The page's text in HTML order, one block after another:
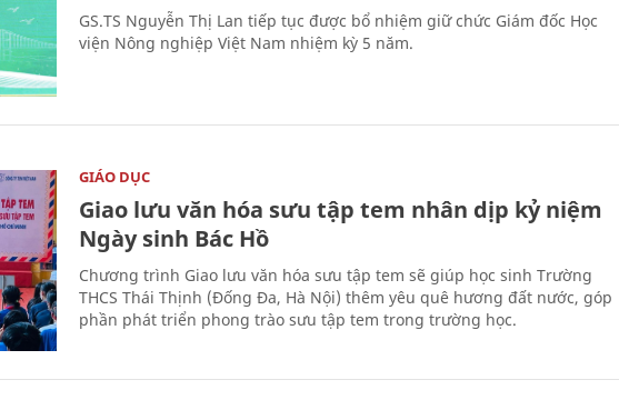
GS.TS Nguyễn Thị Lan tiếp tục được bổ nhiệm giữ chức Giám đốc Học
viện Nông nghiệp Việt Nam nhiệm kỳ 5 năm.
GIÁO DỤC
Giao lưu văn hóa sưu tập tem nhân dịp kỷ niệm
Ngày sinh Bác Hồ
Chương trình Giao lưu văn hóa sưu tập tem sẽ giúp học sinh Trường
THCS Thái Thịnh (Đống Đa, Hà Nội) thêm yêu quê hương đất nước, góp
phần phát triển phong trào sưu tập tem trong trường học.